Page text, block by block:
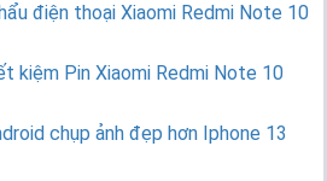
điện thoại Xiaomi Redmi Note 10
kiệm Pin Xiaomi Redmi Note 10
chụp ảnh đẹp hơn Iphone 13